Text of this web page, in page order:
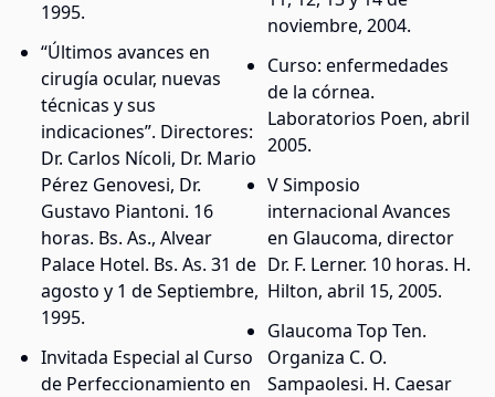
1995.
“Últimos avances en
cirugía ocular, nuevas
técnicas y sus
indicaciones”. Directores:
Dr. Carlos Nícoli, Dr. Mario
Pérez Genovesi, Dr.
Gustavo Piantoni. 16
horas. Bs. As., Alvear
Palace Hotel. Bs. As. 31 de
agosto y 1 de Septiembre,
1995.
Invitada Especial al Curso
de Perfeccionamiento en
noviembre, 2004.
Curso: enfermedades
de la córnea.
Laboratorios Poen, abril
2005.
V Simposio
internacional Avances
en Glaucoma, director
Dr. F. Lerner. 10 horas. H.
Hilton, abril 15, 2005.
Glaucoma Top Ten.
Organiza C. O.
Sampaolesi. H. Caesar